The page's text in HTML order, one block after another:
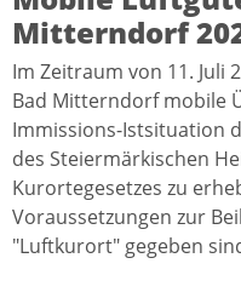
Mitterndorf
Im Zeitraum von 11. Juli
Bad Mitterndorf mobile
Immissions-Istsituation
des Steiermärkischen
Kurortegesetzes zu
Voraussetzungen zur
"Luftkurort" gegeben